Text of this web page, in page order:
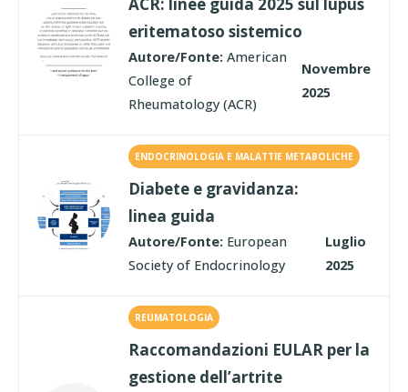
eritematoso sistemico
Autore/Fonte: American
College of
Rheumatology (ACR)
Novembre
2025
ENDOCRINOLOGIA E MALATTIE METABOLICHE
Diabete e gravidanza:
linea guida
Autore/Fonte: European
Society of Endocrinology
Luglio
2025
REUMATOLOGIA
Raccomandazioni EULAR per la
gestione dell’artrite